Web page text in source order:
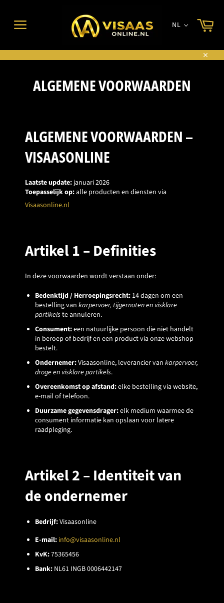
NL
ALGEMENE VOORWAARDEN
ALGEMENE VOORWAARDEN –
VISAASONLINE
Laatste update: januari 2026
Toepasselijk op:alle producten en diensten via
Visaasonline.nl
Artikel 1 – Definities
In deze voorwaarden wordt verstaan onder:
Bedenktijd / Herroepingsrecht: 14 dagen om een
bestelling van karpervoer, tijgernoten en visklare
partikels te annuleren.
Consument:een natuurlijke persoon die niet handelt
in beroep of bedrijf en een product via onze webshop
bestelt.
Ondernemer:Visaasonline, leverancier van karpervoer,
droge en visklare partikels.
Overeenkomst op afstand:elke bestelling via website,
e-mail of telefoon.
Duurzame gegevensdrager:elk medium waarmee de
consument informatie kan opslaan voor latere
raadpleging.
Artikel 2 – Identiteit van
de ondernemer
Bedrijf:Visaasonline
E-mail: info@visaasonline.nl
KvK:75365456
Bank: NL61 INGB 0006442147